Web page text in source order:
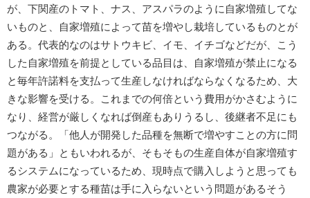
が、下関産のトマト、ナス、アスパラのように自家増殖してな
いものと、自家増殖によって苗を増やし栽培しているものとが
ある。代表的なのはサトウキビ、イモ、イチゴなどだが、こう
した自家増殖を前提としている品目は、自家増殖が禁止になる
と毎年許諾料を支払って生産しなければならなくなるため、大
きな影響を受ける。これまでの何倍という費用がかさむように
なり、経営が厳しくなれば倒産もありうるし、後継者不足にも
つながる。「他人が開発した品種を無断で増やすことの方に問
題がある」ともいわれるが、そもそもの生産自体が自家増殖す
るシステムになっているため、現時点で購入しようと思っても
農家が必要とする種苗は手に入らないという問題があるそう